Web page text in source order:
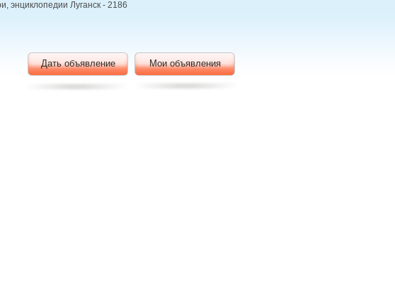
энциклопедии Луганск - 2186
Дать объявление Мои объявления